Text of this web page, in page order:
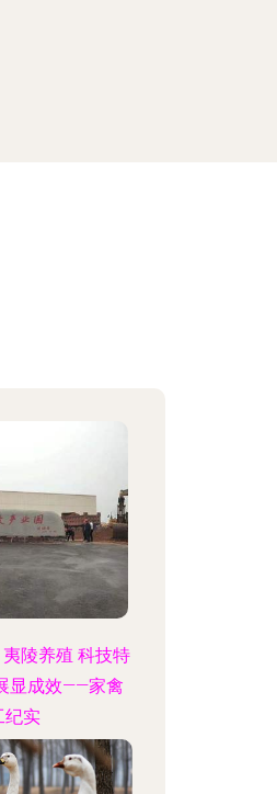
夷陵养殖 科技特
显成效——家禽
纪实